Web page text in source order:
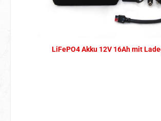
LiFePO4 Akku 12V 16Ah mit